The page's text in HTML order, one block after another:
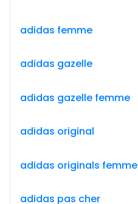
adidas femme
adidas gazelle
adidas gazelle femme
adidas original
adidas originals femme
adidas pas cher